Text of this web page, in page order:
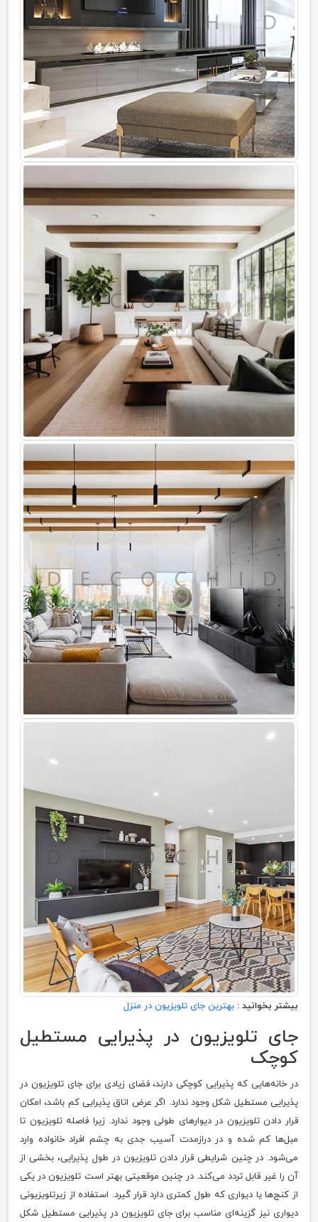
بیشتر بخوانید : بهترین جای تلویزیون در منزل
جای تلویزیون در پذیرایی مستطیل
کوچک
در خانه‌هایی که پذیرایی کوچکی دارند، فضای زیادی برای جای تلویزیون در
پذیرایی مستطیل شکل وجود ندارد. اگر عرض اتاق پذیرایی کم باشد، امکان
قرار دادن تلویزیون در دیوار‌های طولی وجود ندارد. زیرا فاصله تلویزیون تا
مبل‌ها کم شده و در درازمدت آسیب جدی به چشم‌ افراد خانواده وارد
می‌شود. در چنین شرایطی قرار دادن تلویزیون در طول پذیرایی، بخشی از
آن را غیر قابل تردد می‌کند. در چنین موقعیتی بهتر است تلویزیون در یکی
از کنج‌ها یا دیواری که طول کمتری دارد قرار گیرد. استفاده از زیرتلویزیونی
دیواری نیز گزینه‌ای مناسب برای جای تلویزیون در پذیرایی مستطیل شکل